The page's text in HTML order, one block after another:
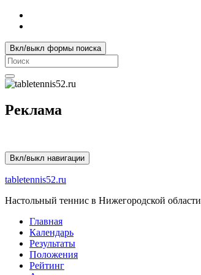
Вкл/выкл формы поиска
Search
for:
Реклама
Вкл/выкл навигации
tabletennis52.ru
Настольный теннис в Нижегородской области
Главная
Календарь
Результаты
Положения
Рейтинг